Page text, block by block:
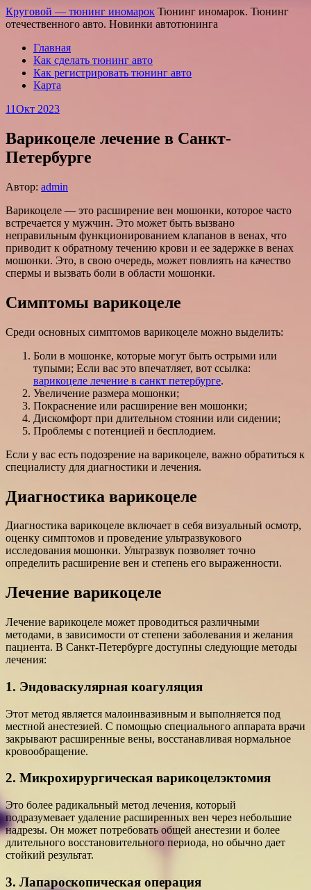
Круговой — тюнинг иномарок Тюнинг иномарок. Тюнинг
отечественного авто. Новинки автотюнинга
Главная
Как сделать тюнинг авто
Как регистрировать тюнинг авто
Карта
11Окт 2023
Варикоцеле лечение в Санкт-
Петербурге
Автор: admin
Варикоцеле — это расширение вен мошонки, которое часто
встречается у мужчин. Это может быть вызвано
неправильным функционированием клапанов в венах, что
приводит к обратному течению крови и ее задержке в венах
мошонки. Это, в свою очередь, может повлиять на качество
спермы и вызвать боли в области мошонки.
Симптомы варикоцеле
Среди основных симптомов варикоцеле можно выделить:
Боли в мошонке, которые могут быть острыми или
тупыми; Если вас это впечатляет, вот ссылка:
варикоцеле лечение в санкт петербурге.
Увеличение размера мошонки;
Покраснение или расширение вен мошонки;
Дискомфорт при длительном стоянии или сидении;
Проблемы с потенцией и бесплодием.
Если у вас есть подозрение на варикоцеле, важно обратиться к
специалисту для диагностики и лечения.
Диагностика варикоцеле
Диагностика варикоцеле включает в себя визуальный осмотр,
оценку симптомов и проведение ультразвукового
исследования мошонки. Ультразвук позволяет точно
определить расширение вен и степень его выраженности.
Лечение варикоцеле
Лечение варикоцеле может проводиться различными
методами, в зависимости от степени заболевания и желания
пациента. В Санкт-Петербурге доступны следующие методы
лечения:
1. Эндоваскулярная коагуляция
Этот метод является малоинвазивным и выполняется под
местной анестезией. С помощью специального аппарата врачи
закрывают расширенные вены, восстанавливая нормальное
кровообращение.
2. Микрохирургическая варикоцелэктомия
Это более радикальный метод лечения, который
подразумевает удаление расширенных вен через небольшие
надрезы. Он может потребовать общей анестезии и более
длительного восстановительного периода, но обычно дает
стойкий результат.
3. Лапароскопическая операция